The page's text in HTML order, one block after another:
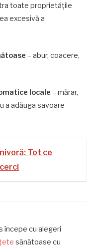
toate proprietățile
excesivă a
– abur, coacere,
locale – mărar,
a adăuga savoare
Tot ce
începe cu alegeri
sănătoase cu